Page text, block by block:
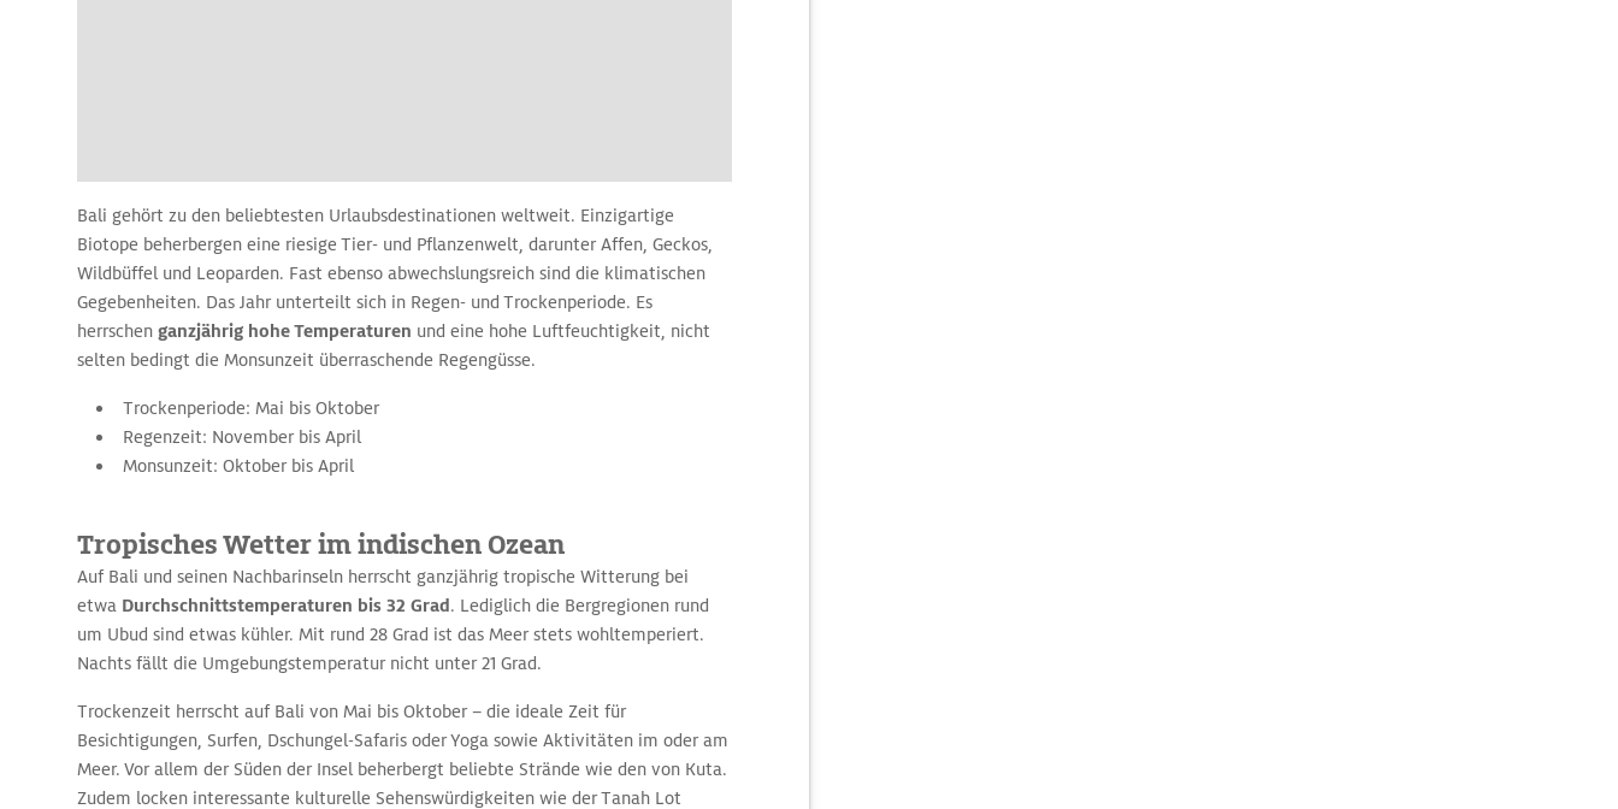
Bali gehört zu den beliebtesten Urlaubsdestinationen weltweit. Einzigartige
Biotope beherbergen eine riesige Tier- und Pflanzenwelt, darunter Affen, Geckos,
Wildbüffel und Leoparden. Fast ebenso abwechslungsreich sind die klimatischen
Gegebenheiten. Das Jahr unterteilt sich in Regen- und Trockenperiode. Es
herrschen ganzjährig hohe Temperaturen und eine hohe Luftfeuchtigkeit, nicht
selten bedingt die Monsunzeit überraschende Regengüsse.
Trockenperiode: Mai bis Oktober
Regenzeit: November bis April
Monsunzeit: Oktober bis April
Tropisches Wetter im indischen Ozean
Auf Bali und seinen Nachbarinseln herrscht ganzjährig tropische Witterung bei
etwa Durchschnittstemperaturen bis 32 Grad. Lediglich die Bergregionen rund
um Ubud sind etwas kühler. Mit rund 28 Grad ist das Meer stets wohltemperiert.
Nachts fällt die Umgebungstemperatur nicht unter 21 Grad.
Trockenzeit herrscht auf Bali von Mai bis Oktober – die ideale Zeit für
Besichtigungen, Surfen, Dschungel-Safaris oder Yoga sowie Aktivitäten im oder am
Meer. Vor allem der Süden der Insel beherbergt beliebte Strände wie den von Kuta.
Zudem locken interessante kulturelle Sehenswürdigkeiten wie der Tanah Lot